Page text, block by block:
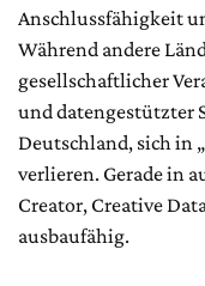
Anschlussfähigkeit
Während andere
gesellschaftlicher
und datengestützter
Deutschland, sich in
verlieren. Gerade in
Creator, Creative
ausbaufähig.